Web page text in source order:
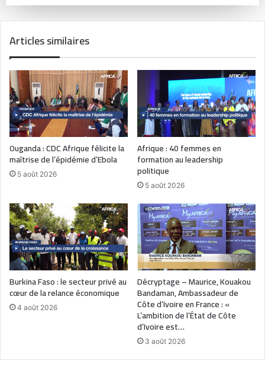
Articles similaires
Ouganda : CDC Afrique félicite la
maîtrise de l’épidémie d’Ebola
5 août 2026
Afrique : 40 femmes en
formation au leadership
politique
5 août 2026
Burkina Faso : le secteur privé au
cœur de la relance économique
4 août 2026
Décryptage – Maurice, Kouakou
Bandaman, Ambassadeur de
Côte d’Ivoire en France : «
L’ambition de l’État de Côte
d’Ivoire est…
3 août 2026